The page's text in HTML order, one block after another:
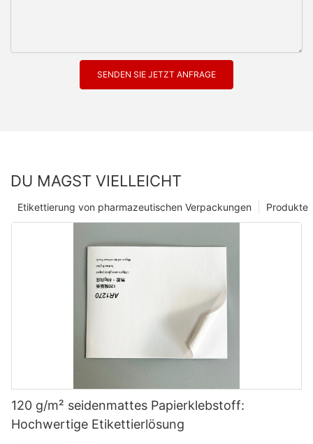
SENDEN SIE JETZT ANFRAGE
DU MAGST VIELLEICHT
Produkte
Etikettierung von pharmazeutischen Verpackungen
120 g/m² seidenmattes Papierklebstoff:
Hochwertige Etikettierlösung